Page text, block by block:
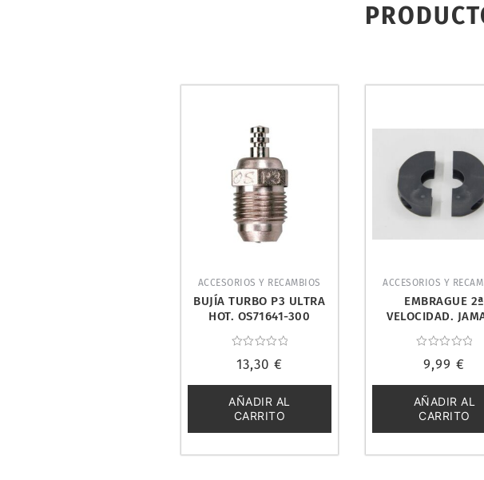
ACCESORIOS Y RECAMBIOS
BUJÍA TURBO P3 ULTRA
HOT. OS71641-300
con
de
5
13,30 €
AÑADIR AL
CARRITO
ACCESORIOS Y
EMBRAGUE 2ª
VELOCIDAD.
con
de
5
9,99€
AÑADIR AL
CARRITO